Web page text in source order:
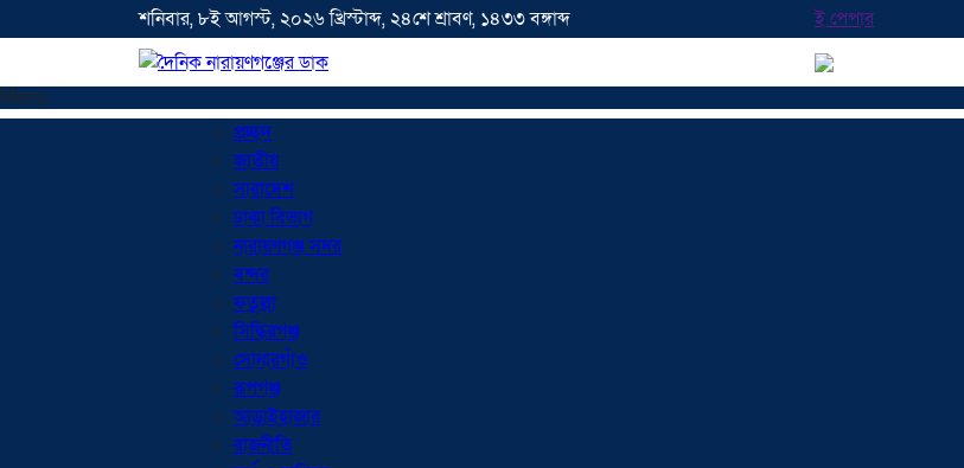
শনিবার, ৮ই আগস্ট, ২০২৬ খ্রিস্টাব্দ, ২৪শে শ্রাবণ, ১৪৩৩ বঙ্গাব্দ ই পেপার
Menu
প্রচ্ছদ
জাতীয়
সারাদেশ
ঢাকা বিভাগ
নারায়ণগঞ্জ সদর
বন্দর
ফতুল্লা
সিদ্ধিরগঞ্জ
সোনারগাঁও
রূপগঞ্জ
আড়াইহাজার
রাজনীতি